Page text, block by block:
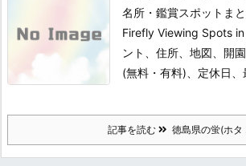
名所・鑑賞スポットま
Firefly Viewing Spots
ント、住所、地図、開
(無料・有料)、定休日、
記事を読む 徳島県の蛍(ホタ